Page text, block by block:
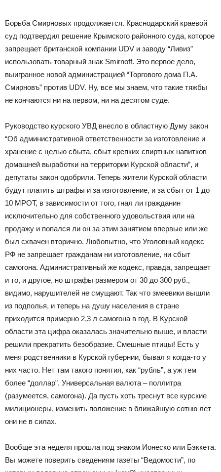
Борьба Смирновых продолжается. Краснодарский краевой
суд подтвердил решение Крымского районного суда, которое
запрещает британской компании UDV и заводу “Ливиз”
использовать товарный знак Smirnoff. Это первое дело,
выигранное новой администрацией “Торгового дома П.А.
Смирновъ” против UDV. Ну, все мы знаем, что такие тяжбы
не кончаются ни на первом, ни на десятом суде.
Руководство курского УВД внесло в областную Думу закон
“Об административной ответственности за изготовление и
хранение с целью сбыта, сбыт крепких спиртных напитков
домашней выработки на территории Курской области”, и
депутаты закон одобрили. Теперь жители Курской области
будут платить штрафы и за изготовление, и за сбыт от 1 до
10 МРОТ, в зависимости от того, гнал ли гражданин
исключительно для собственного удовольствия или на
продажу и попался ли он за этим занятием впервые или же
был схвачен вторично. Любопытно, что Уголовный кодекс
РФ не запрещает гражданам ни изготовление, ни сбыт
самогона. Административный же кодекс, правда, запрещает
и то, и другое, но штрафы размером от 30 до 300 руб.,
видимо, нарушителей не смущают. Так что змеевики вышли
из подполья, и теперь на душу населения в стране
приходится примерно 2,3 л самогона в год. В Курской
области эта цифра оказалась значительно выше, и власти
решили прекратить безобразие. Смешные птицы! Есть у
меня родственники в Курской губернии, бывал я когда-то у
них часто. Нет там такого понятия, как “рубль”, а уж тем
более “доллар”. Универсальная валюта – поллитра
(разумеется, самогона). Да пусть хоть треснут все курские
милиционеры, изменить положение в ближайшую сотню лет
они не в силах.
Вообще эта неделя прошла под знаком Ионеско или Бэккета.
Вы можете поверить сведениям газеты “Ведомости”, по